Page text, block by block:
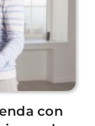
con